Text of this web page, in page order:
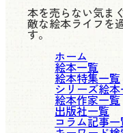
本を売らない気ま
敵な絵本ライフを
す。
ホーム
絵本一覧
絵本特集一覧
シリーズ絵
絵本作家一覧
出版社一覧
コラム記事